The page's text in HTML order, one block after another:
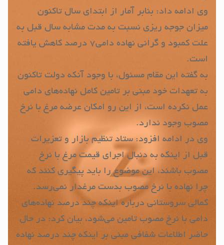
وی ادامه داد: بنابر آمار از ابتدای سال تاکنون
میزان جوجه ریزی نسبت به مدت مشابه سال قبل به
علت کمبود و گرانی نهاده دامی‌۷ درصد کاهش یافته
است.
به گفته این مقام مسئول، با وجود آنکه دولت تاکنون
به تعهدات خود مبنی بر تامین کامل نهاده‌های دامی
عمل نکرده است، از این رو امکان عرضه مرغ با نرخ
مصوب وجود ندارد.
وی در ادامه افزود: ستاد تنظیم بازار و تعزیرات
قبل از اینکه به دنبال اجرای قیمت مرغ با نرخ
مصوب باشند، این موضوع را باید پیگیری کنند که
چرا نهاده با نرخ مصوب بدست مرغدار نمی‌رسد.
کمالی سروستانی درباره اینکه چند درصد نهاده‌های
دامی با نرخ مصوب تامین می‌شود، بیان کرد: در حال
حاضر اطلاعات شفافی مبنی بر اینکه چند درصد نهاده